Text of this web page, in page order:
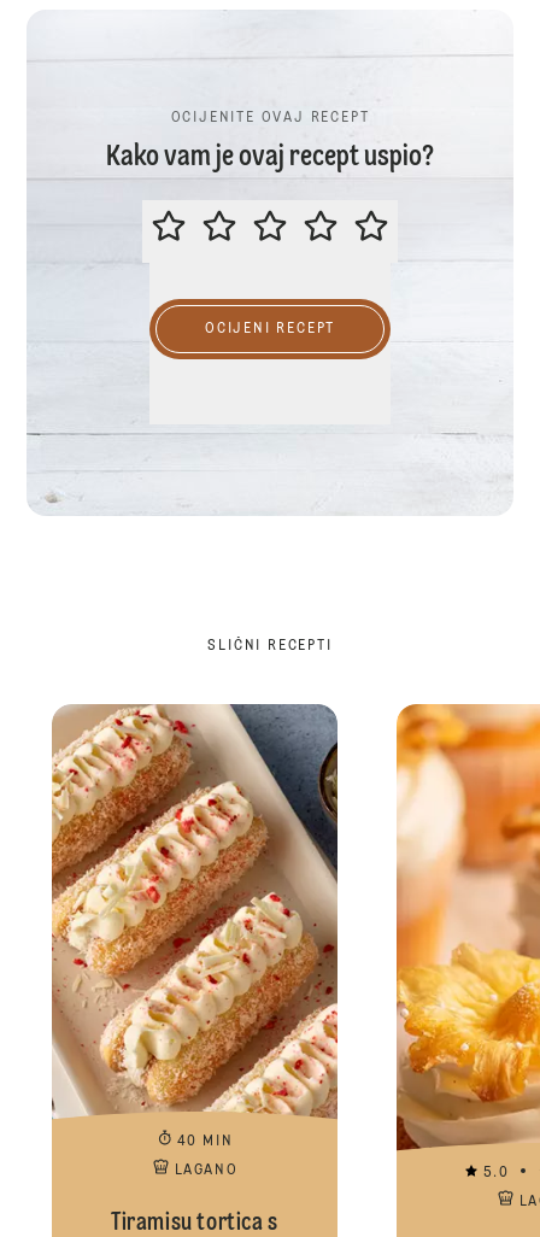
OCIJENITE OVAJ RECEPT
Kako vam je ovaj recept uspio?
OCIJENITE OVAJ RECEPT
OCIJENI RECEPT
SLIČNI RECEPTI
40 MIN
LAGANO
Tiramisu tortica s
5.0